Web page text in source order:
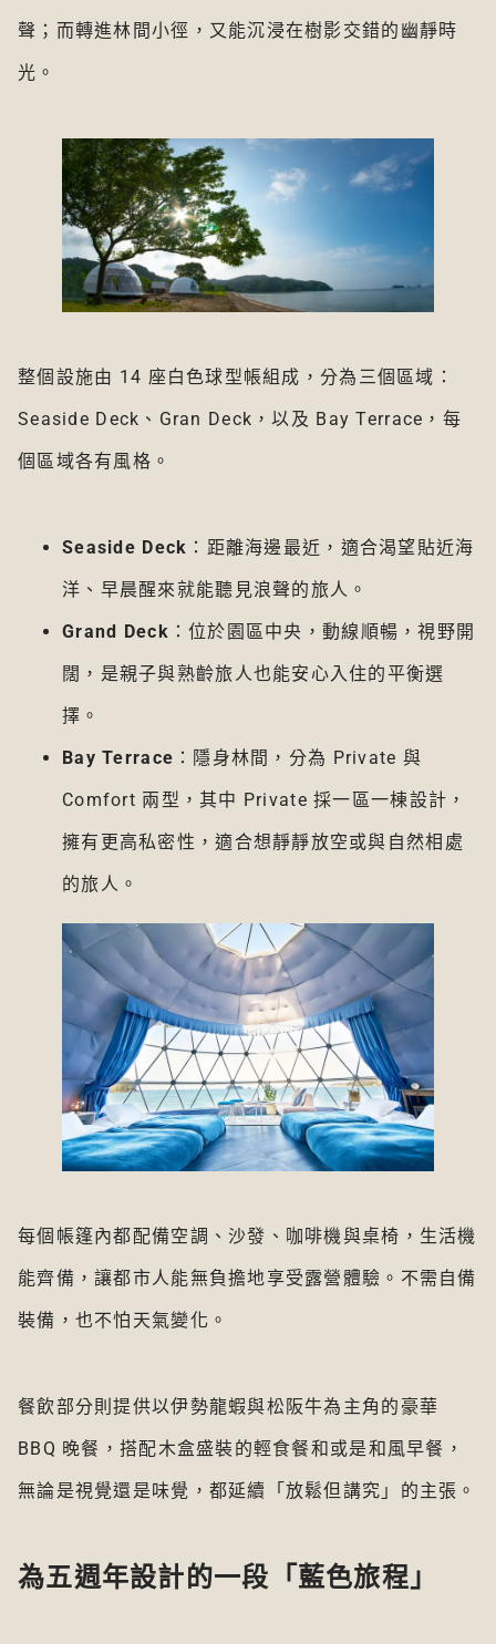
聲；而轉進林間小徑，又能沉浸在樹影交錯的幽靜時
光。
整個設施由 14 座白色球型帳組成，分為三個區域：
Seaside Deck、Gran Deck，以及 Bay Terrace，每
個區域各有風格。
Seaside Deck ：距離海邊最近，適合渴望貼近海
洋、早晨醒來就能聽見浪聲的旅人。
Grand Deck ：位於園區中央，動線順暢，視野開
闊，是親子與熟齡旅人也能安心入住的平衡選
擇。
Bay Terrace ：隱身林間，分為 Private 與
Comfort 兩型，其中 Private 採一區一棟設計，
擁有更高私密性，適合想靜靜放空或與自然相處
的旅人。
每個帳篷內都配備空調、沙發、咖啡機與桌椅，生活機
能齊備，讓都市人能無負擔地享受露營體驗。不需自備
裝備，也不怕天氣變化。
餐飲部分則提供以伊勢龍蝦與松阪牛為主角的豪華
BBQ 晚餐，搭配木盒盛裝的輕食餐和或是和風早餐，
無論是視覺還是味覺，都延續「放鬆但講究」的主張。
為五週年設計的一段「藍色旅程」